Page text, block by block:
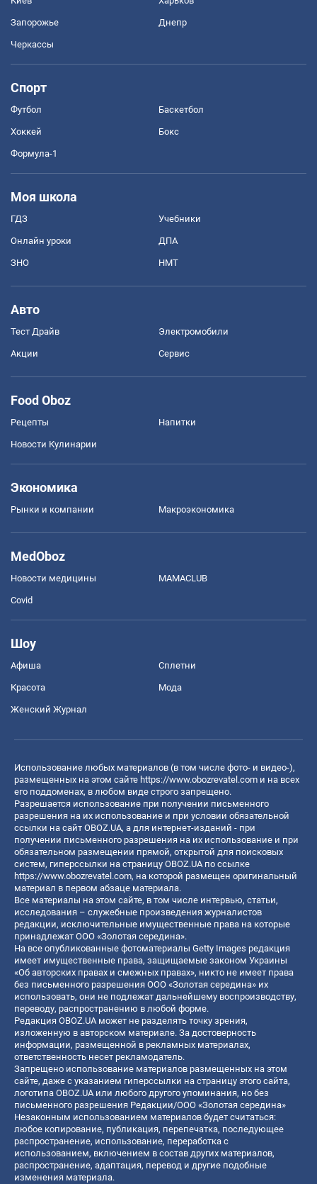
Запорожье Днепр
Черкассы
Спорт
Футбол Баскетбол
Хоккей Бокс
Формула-1
Моя школа
ГДЗ Учебники
Онлайн уроки ДПА
ЗНО НМТ
Авто
Тест Драйв Электромобили
Акции Сервис
Food Oboz
Рецепты Напитки
Новости Кулинарии
Экономика
Рынки и компании Mакроэкономика
MedOboz
Новости медицины MAMACLUB
Covid
Шоу
Афиша Сплетни
Красота Мода
Женский Журнал
Использование любых материалов (в том числе фото- и видео-),
размещенных на этом сайте https://www.obozrevatel.com и на всех
его поддоменах, в любом виде строго запрещено.
Разрешается использование при получении письменного
разрешения на их использование и при условии обязательной
ссылки на сайт OBOZ.UA, а для интернет-изданий - при
получении письменного разрешения на их использование и при
обязательном размещении прямой, открытой для поисковых
систем, гиперссылки на страницу OBOZ.UA по ссылке
https://www.obozrevatel.com, на которой размещен оригинальный
материал в первом абзаце материала.
Все материалы на этом сайте, в том числе интервью, статьи,
исследования – служебные произведения журналистов
редакции, исключительные имущественные права на которые
принадлежат ООО «Золотая середина».
На все опубликованные фотоматериалы Getty Images редакция
имеет имущественные права, защищаемые законом Украины
«Об авторских правах и смежных правах», никто не имеет права
без письменного разрешения ООО «Золотая середина» их
использовать, они не подлежат дальнейшему воспроизводству,
переводу, распространению в любой форме.
Редакция OBOZ.UA может не разделять точку зрения,
изложенную в авторском материале. За достоверность
информации, размещенной в рекламных материалах,
ответственность несет рекламодатель.
Запрещено использование материалов размещенных на этом
сайте, даже с указанием гиперссылки на страницу этого сайта,
логотипа OBOZ.UA или любого другого упоминания, но без
письменного разрешения Редакции/ООО «Золотая середина»
Незаконным использованием материалов будет считаться:
любое копирование, публикация, перепечатка, последующее
распространение, использование, переработка с
использованием, включением в состав других материалов,
распространение, адаптация, перевод и другие подобные
изменения материала.